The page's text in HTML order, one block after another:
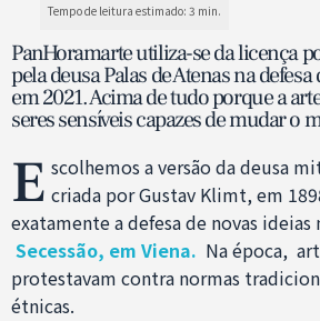
PanHoramarte utiliza-se da licença
pela deusa Palas de Atenas na
em 2021. Acima de tudo porque a
seres sensíveis capazes de mudar o
E scolhemos a versão da deusa
criada por Gustav Klimt, em
exatamente a defesa de novas
Secessão, em Viena. Na época,
protestavam contra normas
étnicas.